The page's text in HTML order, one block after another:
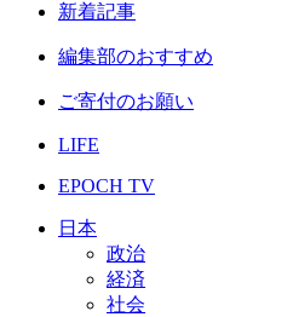
新着記事
編集部のおすすめ
ご寄付のお願い
LIFE
EPOCH TV
日本
政治
経済
社会